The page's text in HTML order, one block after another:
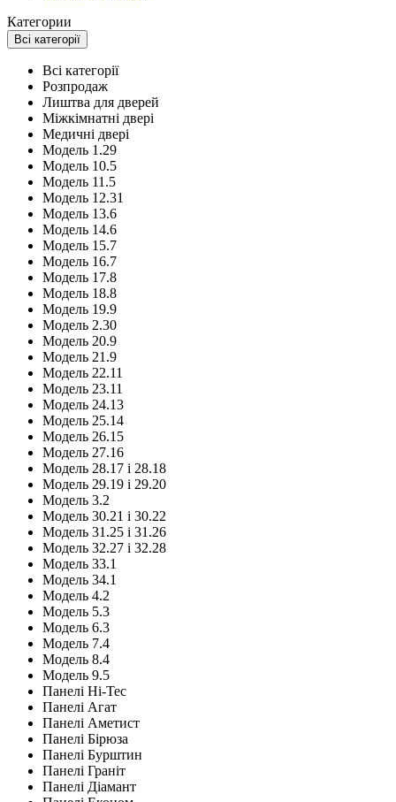
Категории
Всі категорії
Всі категорії
Розпродаж
Лиштва для дверей
Міжкімнатні двері
Медичні двері
Модель 1.29
Модель 10.5
Модель 11.5
Модель 12.31
Модель 13.6
Модель 14.6
Модель 15.7
Модель 16.7
Модель 17.8
Модель 18.8
Модель 19.9
Модель 2.30
Модель 20.9
Модель 21.9
Модель 22.11
Модель 23.11
Модель 24.13
Модель 25.14
Модель 26.15
Модель 27.16
Модель 28.17 і 28.18
Модель 29.19 і 29.20
Модель 3.2
Модель 30.21 і 30.22
Модель 31.25 і 31.26
Модель 32.27 і 32.28
Модель 33.1
Модель 34.1
Модель 4.2
Модель 5.3
Модель 6.3
Модель 7.4
Модель 8.4
Модель 9.5
Панелі Hi-Tec
Панелі Агат
Панелі Аметист
Панелі Бірюза
Панелі Бурштин
Панелі Граніт
Панелі Діамант